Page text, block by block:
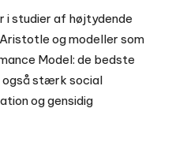
i studier af højtydende
og modeller som
Model: de bedste
også stærk social
og gensidig